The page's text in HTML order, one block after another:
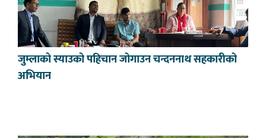
जुम्लाको स्याउको पहिचान जोगाउन चन्दननाथ सहकारीको
अभियान